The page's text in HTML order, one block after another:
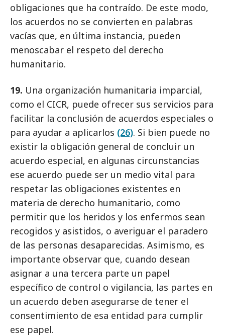
obligaciones que ha contraído. De este modo,
los acuerdos no se convierten en palabras
vacías que, en última instancia, pueden
menoscabar el respeto del derecho
humanitario.
19. Una organización humanitaria imparcial,
como el CICR, puede ofrecer sus servicios para
facilitar la conclusión de acuerdos especiales o
para ayudar a aplicarlos (26). Si bien puede no
existir la obligación general de concluir un
acuerdo especial, en algunas circunstancias
ese acuerdo puede ser un medio vital para
respetar las obligaciones existentes en
materia de derecho humanitario, como
permitir que los heridos y los enfermos sean
recogidos y asistidos, o averiguar el paradero
de las personas desaparecidas. Asimismo, es
importante observar que, cuando desean
asignar a una tercera parte un papel
específico de control o vigilancia, las partes en
un acuerdo deben asegurarse de tener el
consentimiento de esa entidad para cumplir
ese papel.